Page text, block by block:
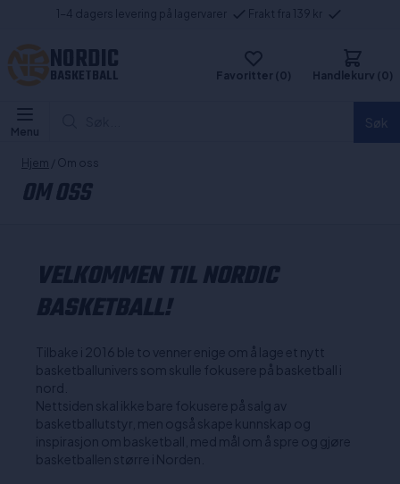
1-4 dagers levering på lagervarer Frakt fra 139 kr
NORDIC
BASKETBALL Favoritter (0) Handlekurv (0)
Menu
Hjem / Om oss
OM OSS
VELKOMMEN TIL NORDIC
BASKETBALL!
Tilbake i 2016 ble to venner enige om å lage et nytt
basketballunivers som skulle fokusere på basketball i
nord.
Nettsiden skal ikke bare fokusere på salg av
basketballutstyr, men også skape kunnskap og
inspirasjon om basketball, med mål om å spre og gjøre
basketballen større i Norden.